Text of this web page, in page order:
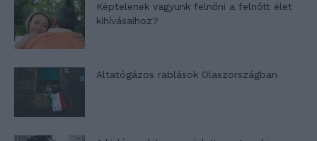
Képtelenek vagyunk felnőni a felnőtt élet
kihívásaihoz?
Altatógázos rablások Olaszországban